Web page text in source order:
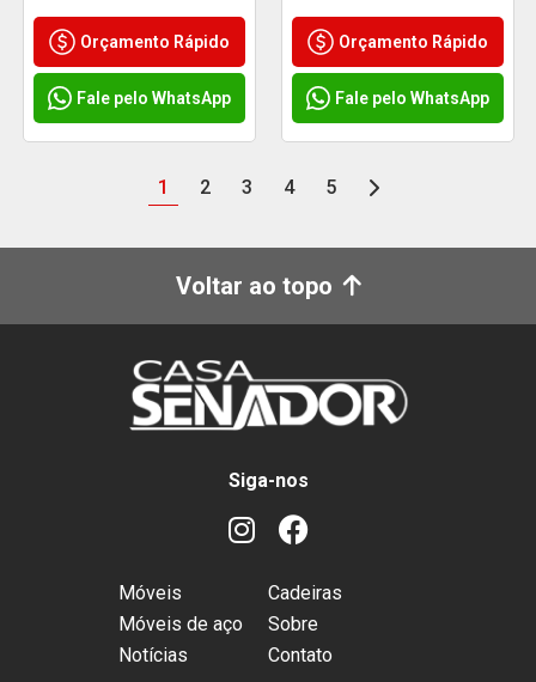
Orçamento Rápido
Fale pelo WhatsApp
Orçamento Rápido
Fale pelo WhatsApp
1 2 3 4 5
Voltar ao topo
Siga-nos
Móveis
Cadeiras
Móveis de aço
Sobre
Notícias
Contato